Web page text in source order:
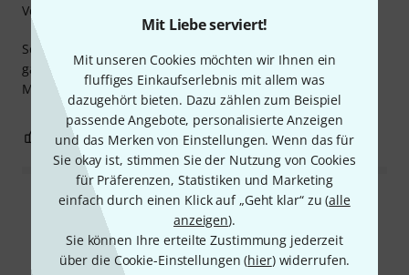
Mit Liebe serviert!
Mit unseren Cookies möchten wir Ihnen ein
fluffiges Einkaufserlebnis mit allem was
dazugehört bieten. Dazu zählen zum Beispiel
passende Angebote, personalisierte Anzeigen
und das Merken von Einstellungen. Wenn das für
Sie okay ist, stimmen Sie der Nutzung von Cookies
für Präferenzen, Statistiken und Marketing
einfach durch einen Klick auf „Geht klar“ zu (alle
anzeigen).
Sie können Ihre erteilte Zustimmung jederzeit
über die Cookie-Einstellungen (hier) widerrufen.
Schönes Design. Gute Verarbeitung. Lichtkraft und Farben
ganz OK.
M.M.n. trotzt des moderaten Preises ein Profi-Produkt!
Verarbeitung
0 BEWERTUNG MELDEN
Alle Bewertungen lesen